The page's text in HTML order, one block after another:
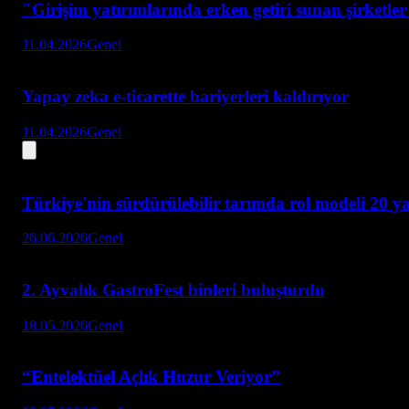
"Girişim yatırımlarında erken getiri sunan
11.04.2026Genel
Yapay zeka e-ticarette bariyerleri kaldırıyor
11.04.2026Genel
Türkiye'nin sürdürülebilir tarımda rol modeli 20
26.06.2026Genel
2. Ayvalık GastroFest binleri buluşturdu
18.05.2026Genel
“Entelektüel Açlık Huzur Veriyor”